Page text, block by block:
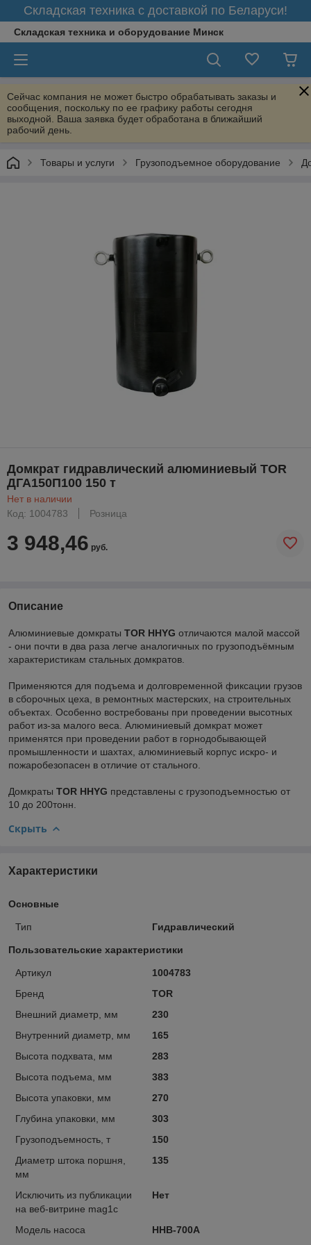
Складская техника с доставкой по Беларуси!
Складская техника и оборудование Минск
Сейчас компания не может быстро обрабатывать заказы и
сообщения, поскольку по ее графику работы сегодня
выходной. Ваша заявка будет обработана в ближайший
рабочий день.
Товары и услуги Грузоподъемное оборудование
Домкрат гидравлический алюминиевый TOR
ДГА150П100 150 т
Нет в наличии
Код: 1004783
Розница
3 948,46 руб.
Описание
Алюминиевые домкраты TOR HHYG отличаются малой массой
- они почти в два раза легче аналогичных по грузоподъёмным
характеристикам стальных домкратов.
Применяются для подъема и долговременной фиксации грузов
в сборочных цеха, в ремонтных мастерских, на строительных
объектах. Особенно востребованы при проведении высотных
работ из-за малого веса. Алюминиевый домкрат может
применятся при проведении работ в горнодобывающей
промышленности и шахтах, алюминиевый корпус искро- и
пожаробезопасен в отличие от стального.
Домкраты TOR HHYG представлены с грузоподъемностью от
10 до 200тонн.
Скрыть
Характеристики
Основные
Тип Гидравлический
Пользовательские характеристики
Артикул
1004783
Бренд
TOR
Внешний диаметр, мм
230
Внутренний диаметр, мм
165
Высота подхвата, мм
283
Высота подъема, мм
383
Высота упаковки, мм
270
Глубина упаковки, мм
303
Грузоподъемность, т
150
Диаметр штока поршня,
мм
135
Исключить из публикации
на веб-витрине mag1c
Нет
Модель насоса
HHB-700A